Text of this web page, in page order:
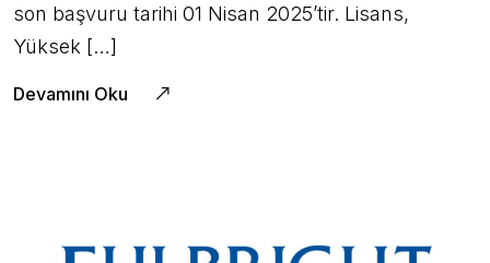
son başvuru tarihi 01 Nisan 2025’tir. Lisans,
Yüksek […]
Devamını Oku